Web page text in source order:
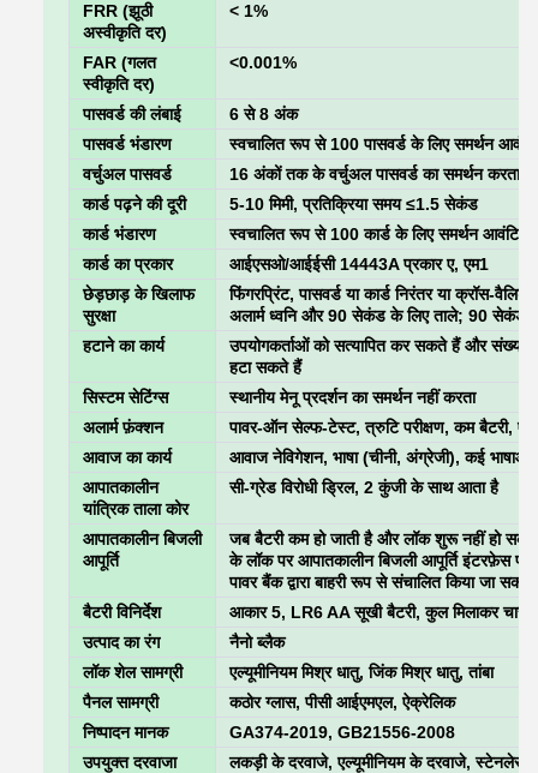
FRR (झूठी
अस्वीकृति दर)
< 1%
FAR (गलत
स्वीकृति दर)
<0.001%
पासवर्ड की लंबाई
6 से 8 अंक
पासवर्ड भंडारण
स्वचालित रूप से 100 पासवर्ड के लिए समर्थन
वर्चुअल पासवर्ड
16 अंकों तक के वर्चुअल पासवर्ड का समर्थन करता है
कार्ड पढ़ने की दूरी
5-10 मिमी, प्रतिक्रिया समय ≤1.5 सेकंड
कार्ड भंडारण
स्वचालित रूप से 100 कार्ड के लिए समर्थन आवंटित
कार्ड का प्रकार
आईएसओ/आईईसी 14443A प्रकार ए, एम1
छेड़छाड़ के खिलाफ
सुरक्षा
फिंगरप्रिंट, पासवर्ड या कार्ड निरंतर या क्रॉस-
अलार्म ध्वनि और 90 सेकंड के लिए ताले; 90 सेकंड के
हटाने का कार्य
उपयोगकर्ताओं को सत्यापित कर सकते हैं और संख्या
हटा सकते हैं
सिस्टम सेटिंग्स
स्थानीय मेनू प्रदर्शन का समर्थन नहीं करता
अलार्म फ़ंक्शन
पावर-ऑन सेल्फ-टेस्ट, त्रुटि परीक्षण, कम बैटरी,
आवाज का कार्य
आवाज नेविगेशन, भाषा (चीनी, अंग्रेजी), कई
आपातकालीन
यांत्रिक ताला कोर
सी-ग्रेड विरोधी ड्रिल, 2 कुंजी के साथ आता है
आपातकालीन बिजली
आपूर्ति
जब बैटरी कम हो जाती है और लॉक शुरू नहीं हो
के लॉक पर आपातकालीन बिजली आपूर्ति इंटरफ़ेस
पावर बैंक द्वारा बाहरी रूप से संचालित किया जा
बैटरी विनिर्देश
आकार 5, LR6 AA सूखी बैटरी, कुल मिलाकर चार
उत्पाद का रंग
नैनो ब्लैक
लॉक शेल सामग्री
एल्यूमीनियम मिश्र धातु, जिंक मिश्र धातु, तांबा
पैनल सामग्री
कठोर ग्लास, पीसी आईएमएल, ऐक्रेलिक
निष्पादन मानक
GA374-2019, GB21556-2008
उपयुक्त दरवाजा
लकड़ी के दरवाजे, एल्यूमीनियम के दरवाजे, स्टेनलेस